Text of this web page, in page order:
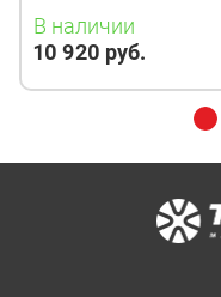
(КЛ378) Алмаз
В наличии
10 920 руб.